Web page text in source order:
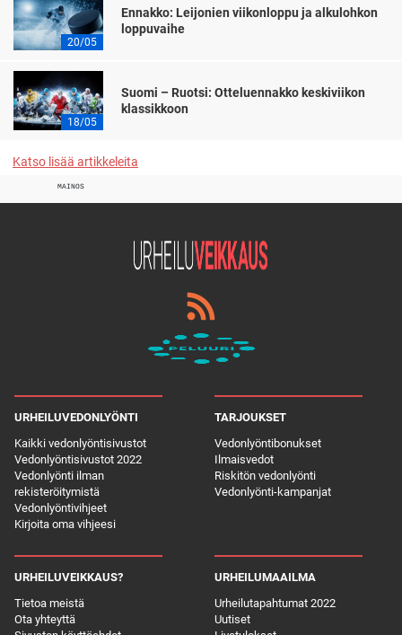
20/05
Ennakko: Leijonien viikonloppu ja alkulohkon
loppuvaihe
18/05
Suomi – Ruotsi: Otteluennakko keskiviikon
klassikkoon
Katso lisää artikkeleita
MAINOS
URHEILUVEDONLYÖNTI
Kaikki vedonlyöntisivustot
Vedonlyöntisivustot 2022
Vedonlyönti ilman
rekisteröitymistä
Vedonlyöntivihjeet
Kirjoita oma vihjeesi
TARJOUKSET
Vedonlyöntibonukset
Ilmaisvedot
Riskitön vedonlyönti
Vedonlyönti-kampanjat
URHEILUVEIKKAUS?
Tietoa meistä
Ota yhteyttä
URHEILUMAAILMA
Urheilutapahtumat 2022
Uutiset